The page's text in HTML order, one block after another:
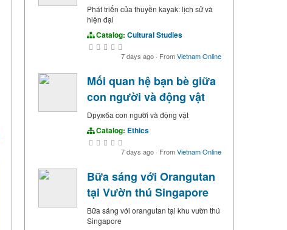
Phát triển của thuyền kayak: lịch sử và
hiện đại
Catalog: Cultural Studies
7 days ago · FromVietnam Online
Mối quan hệ bạn bè giữa
con người và động vật
Dружба con người và động vật
Catalog: Ethics
7 days ago · FromVietnam Online
Bữa sáng với Orangutan
tại Vườn thú Singapore
Bữa sáng với orangutan tại khu vườn thú
Singapore